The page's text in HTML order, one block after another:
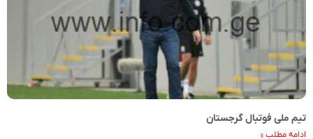
تیم ملی فوتبال گرجستان
ادامه مطلب »